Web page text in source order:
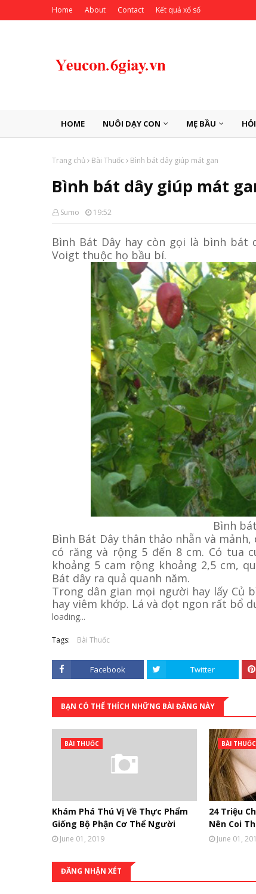
Home About Contact Kết quả xổ số
HOME NUÔI DẠY CON MẸ BẦU
Trang chủ Bài Thuốc Bình bát dây giúp mát gan
Bình bát dây giúp mát
Sumo 19:52
Bình Bát Dây hay còn gọi là bình bát
Voigt thuộc họ bầu bí.
Bình
Bình Bát Dây thân thảo nhẵn và
có răng và rộng 5 đến 8 cm. Có tua
khoảng 5 cam rộng khoảng 2,5 cm,
Bát dây ra quả quanh năm.
Trong dân gian mọi người hay lấy Củ
hay viêm khớp. Lá và đọt ngon rất bổ
loading...
Tags: Bài Thuốc
Facebook Twitter
BẠN CÓ THỂ THÍCH NHỮNG BÀI ĐĂNG NÀY
BÀI THUỐC
Khám Phá Thú Vị Về Thực Phẩm
Giống Bộ Phận Cơ Thể Người
June 01, 2019
BÀI THUỐC
24 Triệu
Nên Coi
June 01,
ĐĂNG NHẬN XÉT